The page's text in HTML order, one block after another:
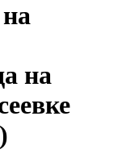
на